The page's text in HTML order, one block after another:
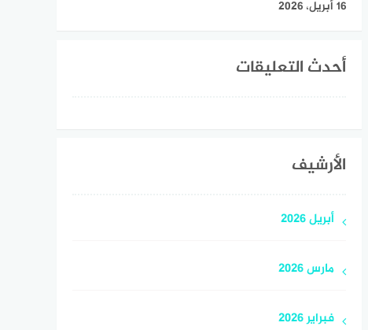
16 أبريل، 2026
أحدث التعليقات
الأرشيف
أبريل 2026
مارس 2026
فبراير 2026